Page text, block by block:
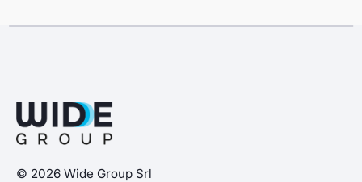
© 2026 Wide Group Srl